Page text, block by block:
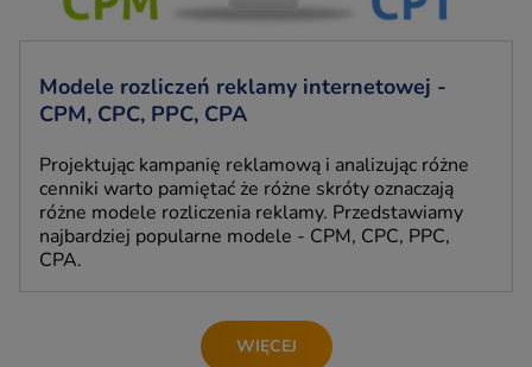
Modele rozliczeń reklamy internetowej -
CPM, CPC, PPC, CPA
Projektując kampanię reklamową i analizując różne
cenniki warto pamiętać że różne skróty oznaczają
różne modele rozliczenia reklamy. Przedstawiamy
najbardziej popularne modele - CPM, CPC, PPC,
CPA.
WIĘCEJ